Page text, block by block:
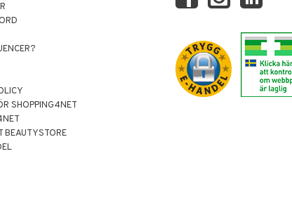
SHOPPING4NET
BEAUTYSTORE